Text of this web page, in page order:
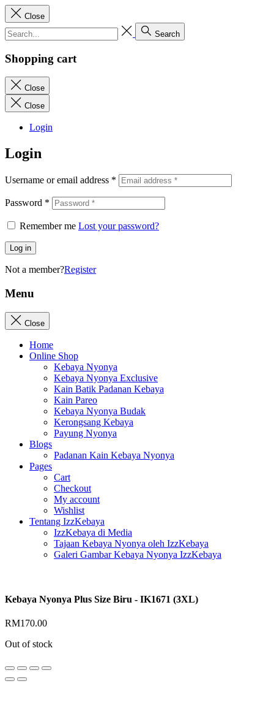
Close
Search
Shopping cart
Close
Close
Login
Login
Username or email address *
Password *
Remember me Lost your password?
Log in
Not a member?Register
Menu
Close
Home
Online Shop
Kebaya Nyonya
Kebaya Nyonya Exclusive
Kain Batik Padanan Kebaya
Kain Pareo
Kebaya Nyonya Budak
Kerongsang Kebaya
Payung Nyonya
Blogs
Padanan Kain Kebaya Nyonya
Pages
Cart
Checkout
My account
Wishlist
Tentang IzzKebaya
IzzKebaya di Media
Tajaan Kebaya Nyonya oleh IzzKebaya
Galeri Gambar Kebaya Nyonya IzzKebaya
Kebaya Nyonya Plus Size Biru - IK1671 (3XL)
RM170.00
Out of stock